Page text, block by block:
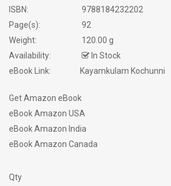
ISBN:
9788184232202
Page(s):
92
Weight:
120.00 g
Availability:
In Stock
eBook Link:
Kayamkulam Kochunni
Get Amazon eBook
eBook Amazon USA
eBook Amazon India
eBook Amazon Canada
Qty